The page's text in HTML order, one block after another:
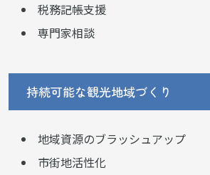
税務記帳支援
専門家相談
持続可能な観光地域づくり
地域資源のブラッシュアップ
市街地活性化